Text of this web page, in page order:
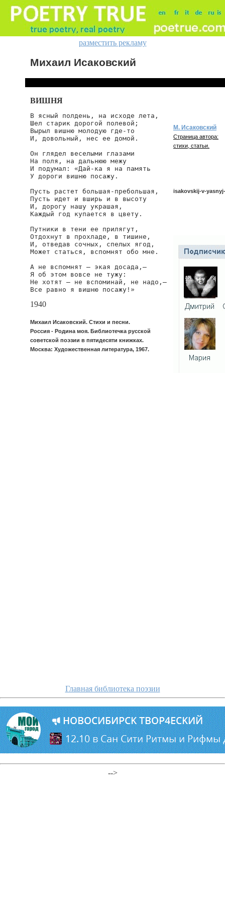
разместить рекламу
Михаил Исаковский
ВИШНЯ
В ясный полдень, на исходе лета,
Шел старик дорогой полевой;
Вырыл вишню молодую где-то
И, довольный, нес ее домой.
Он глядел веселыми глазами
На поля, на дальнюю межу
И подумал: «Дай-ка я на память
У дороги вишню посажу.
Пусть растет большая-пребольшая,
Пусть идет и вширь и в высоту
И, дорогу нашу украшая,
Каждый год купается в цвету.
Путники в тени ее прилягут,
Отдохнут в прохладе, в тишине,
И, отведав сочных, спелых ягод,
Может статься, вспомнят обо мне.
А не вспомнят — экая досада,—
Я об этом вовсе не тужу:
Не хотят — не вспоминай, не надо,—
Все равно я вишню посажу!»
1940
Михаил Исаковский. Стихи и песни.
Россия - Родина моя. Библиотечка русской
советской поэзии в пятидесяти книжках.
Москва: Художественная литература, 1967.
М. Исаковский
Страница автора:
стихи, статьи.
isakovskij-v-
Главная библиотека поэзии
-->